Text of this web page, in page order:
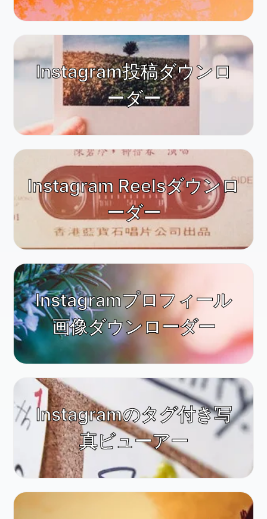
Instagram投稿ダウンロ
ーダー
Instagram Reelsダウンロ
ーダー
Instagramプロフィール
画像ダウンローダー
Instagramのタグ付き写
真ビューアー